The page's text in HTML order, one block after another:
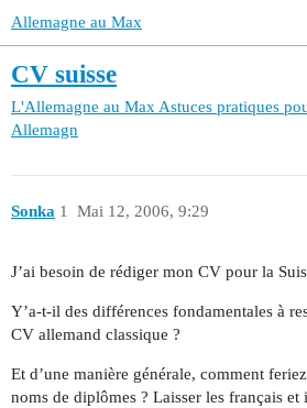
Allemagne au Max
CV suisse
L'Allemagne au Max Astuces pratiques
Allemagn
Sonka Mai 12, 2006, 9:29
1
J’ai besoin de rédiger mon CV pour la
Y’a-t-il des différences fondamentales à
CV allemand classique ?
Et d’une manière générale, comment
noms de diplômes ? Laisser les français